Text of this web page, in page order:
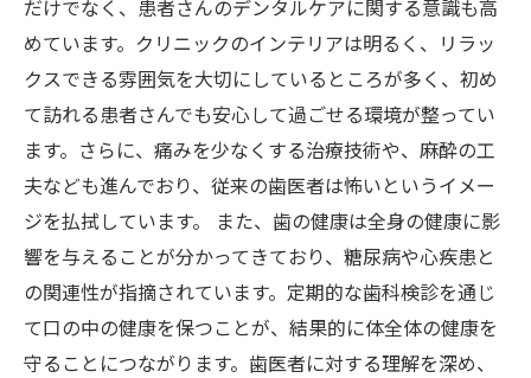
だけでなく、患者さんのデンタルケアに関する意識も高
めています。クリニックのインテリアは明るく、リラッ
クスできる雰囲気を大切にしているところが多く、初め
て訪れる患者さんでも安心して過ごせる環境が整ってい
ます。さらに、痛みを少なくする治療技術や、麻酔の工
夫なども進んでおり、従来の歯医者は怖いというイメー
ジを払拭しています。 また、歯の健康は全身の健康に影
響を与えることが分かってきており、糖尿病や心疾患と
の関連性が指摘されています。定期的な歯科検診を通じ
て口の中の健康を保つことが、結果的に体全体の健康を
守ることにつながります。歯医者に対する理解を深め、